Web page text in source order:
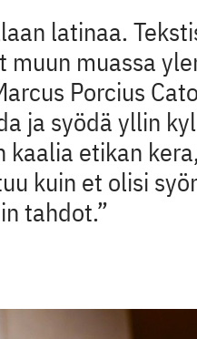
latinaa.
muassa
Porcius
ja syödä yllin
kaalia etikan
kuin et olisi
tahdot.”